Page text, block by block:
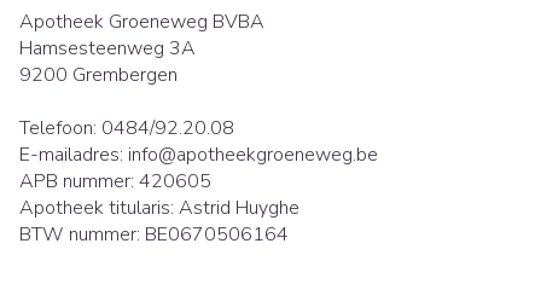
Apotheek Groeneweg BVBA
Hamsesteenweg 3A
9200 Grembergen
Telefoon: 0484/92.20.08
E-mailadres: info@apotheekgroeneweg.be
APB nummer: 420605
Apotheek titularis: Astrid Huyghe
BTW nummer: BE0670506164